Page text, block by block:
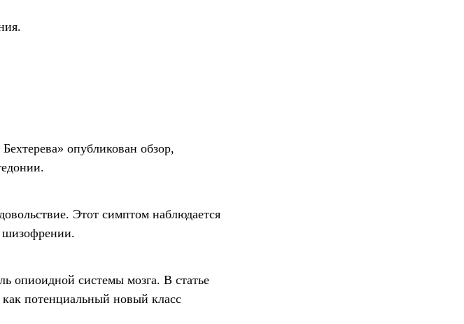
опубликован обзор,
Этот симптом наблюдается
шизофрении.
опиоидной системы мозга. В статье
как потенциальный новый класс